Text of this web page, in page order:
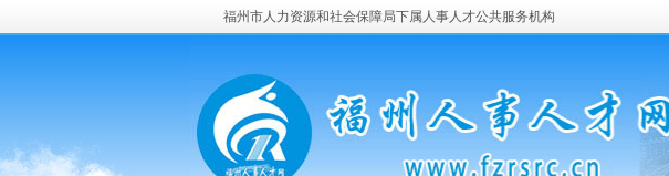
福州市人力资源和社会保障局下属人事人才公共服务机构